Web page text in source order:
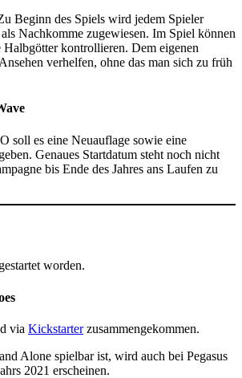
Beginn des Spiels wird jedem Spieler
Nachkomme zugewiesen. Im Spiel können
kontrollieren. Dem eigenen
verhelfen, ohne das man sich zu früh
soll es eine Neuauflage sowie eine
Genaues Startdatum steht noch nicht
bis Ende des Jahres ans Laufen zu
worden.
via Kickstarterzusammengekommen.
Alone spielbar ist, wird auch bei Pegasus
2021 erscheinen.